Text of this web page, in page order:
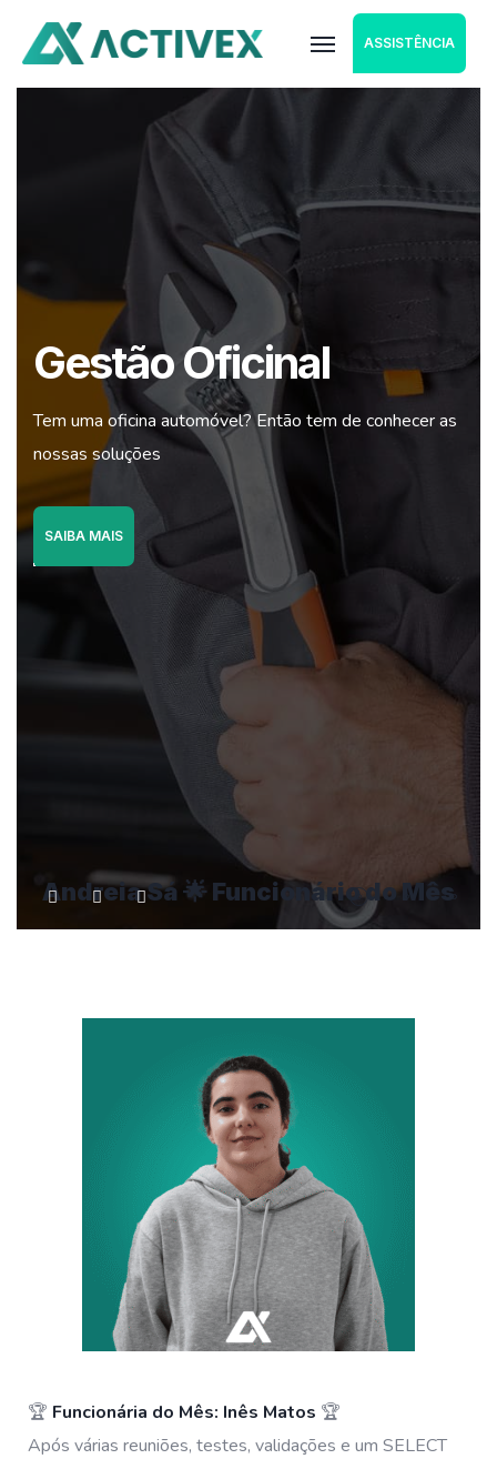
ASSISTÊNCIA
Gestão Oficinal
Tem uma oficina automóvel? Então tem de conhecer as
nossas soluções
SAIBA MAIS
Andreia Sá 🌟 Funcionário do Mês
🏆 Funcionária do Mês: Inês Matos 🏆
Após várias reuniões, testes, validações e um SELECT